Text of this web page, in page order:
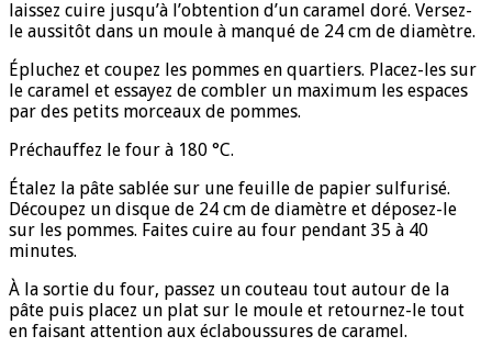
laissez cuire jusqu’à l’obtention d’un caramel doré. Versez-
le aussitôt dans un moule à manqué de 24 cm de diamètre.
Épluchez et coupez les pommes en quartiers. Placez-les sur
le caramel et essayez de combler un maximum les espaces
par des petits morceaux de pommes.
Préchauffez le four à 180 °C.
Étalez la pâte sablée sur une feuille de papier sulfurisé.
Découpez un disque de 24 cm de diamètre et déposez-le
sur les pommes. Faites cuire au four pendant 35 à 40
minutes.
À la sortie du four, passez un couteau tout autour de la
pâte puis placez un plat sur le moule et retournez-le tout
en faisant attention aux éclaboussures de caramel.